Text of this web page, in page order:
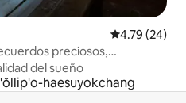
Calificación
4.79 (24)
preciosos,
del sueño
haesuyokchang